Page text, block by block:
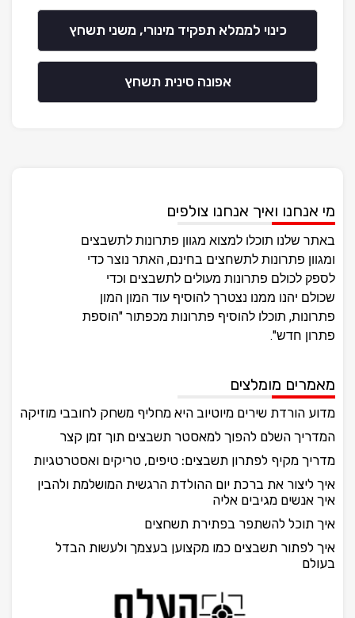
כינוי לממלא תפקיד מינורי, משני תשחץ
אפונה סינית תשחץ
מי אנחנו ואיך אנחנו צולפים
באתר שלנו תוכלו למצוא מגוון פתרונות לתשבצים
ומגוון פתרונות לתשחצים בחינם, האתר נוצר כדי
לספק לכולם פתרונות מעולים לתשבצים וכדי
שכולם יהנו ממנו נצטרך להוסיף עוד המון המון
פתרונות, תוכלו להוסיף פתרונות מכפתור "הוספת
פתרון חדש".
מאמרים מומלצים
מדוע הורדת שירים מיוטיוב היא מחליף משחק לחובבי מוזיקה
המדריך השלם להפוך למאסטר תשבצים תוך זמן קצר
מדריך מקיף לפתרון תשבצים: טיפים, טריקים ואסטרטגיות
איך ליצור את ברכת יום ההולדת הרגשית המושלמת ולהבין
איך אנשים מגיבים אליה
איך תוכל להשתפר בפתירת תשחצים
איך לפתור תשבצים כמו מקצוען בעצמך ולעשות הבדל
בעולם